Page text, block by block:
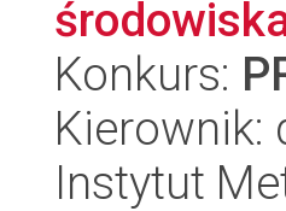
Konkurs:
Kierownik:
Instytut